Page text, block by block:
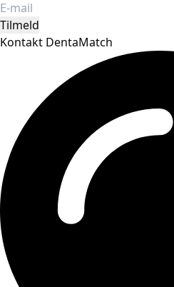
Tilmeld
Kontakt DentaMatch